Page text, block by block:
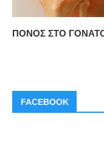
ΠΟΝΟΣ ΣΤΟ
FACEBOOK